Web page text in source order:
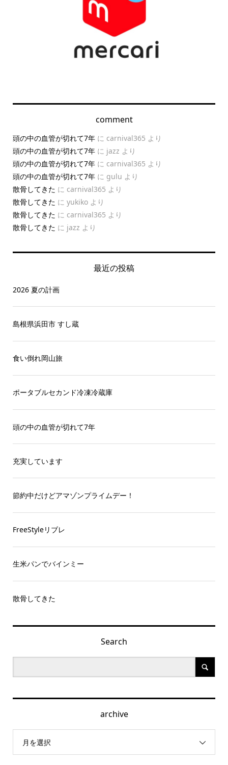
comment
頭の中の血管が切れて7年に carnival365 より
頭の中の血管が切れて7年に jazz より
頭の中の血管が切れて7年に carnival365 より
頭の中の血管が切れて7年に gulu より
散骨してきた に carnival365 より
散骨してきた に yukikoより
散骨してきた に carnival365 より
散骨してきた に jazz より
最近の投稿
2026 夏の計画
島根県浜田市 すし蔵
食い倒れ岡山旅
ポータブルセカンド冷凍冷蔵庫
頭の中の血管が切れて7年
充実しています
節約中だけどアマゾンプライムデー！
FreeStyleリブレ
生米パンでバインミー
散骨してきた
Search
archive
月を選択